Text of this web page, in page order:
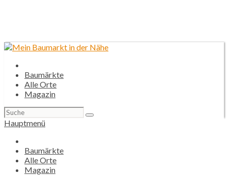
Baumärkte
Alle Orte
Magazin
Suchen
nach:
Hauptmenü
Baumärkte
Alle Orte
Magazin